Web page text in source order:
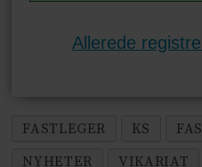
Allerede
FASTLEGER KS
NYHETER
VIKARIAT